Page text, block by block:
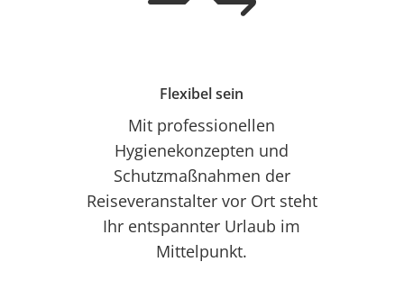
Flexibel sein
Mit professionellen
Hygienekonzepten und
Schutzmaßnahmen der
Reiseveranstalter vor Ort steht
Ihr entspannter Urlaub im
Mittelpunkt.